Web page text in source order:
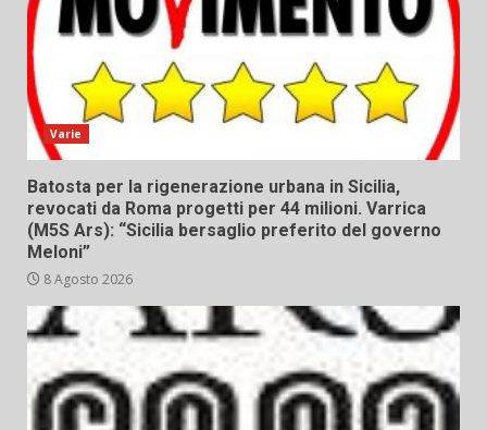
Varie
Batosta per la rigenerazione urbana in Sicilia,
revocati da Roma progetti per 44 milioni. Varrica
(M5S Ars): “Sicilia bersaglio preferito del governo
Meloni”
8 Agosto 2026